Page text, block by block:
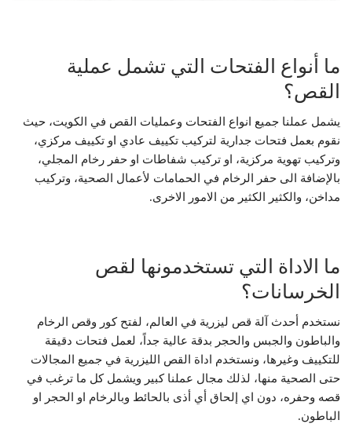
ما أنواع الفتحات التي تشمل عملية
القص؟
يشمل عملنا جميع انواع الفتحات وعمليات القص في الكويت، حيث
نقوم بعمل فتحات جدارية لتركيب تكييف عادي او تكييف مركزي،
وتركيب تهوية مركزية، او تركيب شفاطات او حفر رخام المجلي،
بالإضافة الى حفر الرخام في الحمامات لأعمال الصحية، وتركيب
مداخن، والكثير الكثير من الامور الاخرى.
ما الاداة التي تستخدمونها لقص
الخرسانات؟
نستخدم أحدث آلة قص ليزرية في العالم، لفتح كور وقص الرخام
والباطون والجبس والحجر بدقة عالية جداً، لعمل فتحات دقيقة
للتكييف وغيرها، ونستخدم اداة القص الليزرية في جميع المجالات
حتى الصحية منها، لذلك مجال عملنا كبير ويشمل كل ما ترغب في
قصه وحفره، دون اي إلحاق أي أذى بالحائط وبالرخام او الحجر او
الباطون.